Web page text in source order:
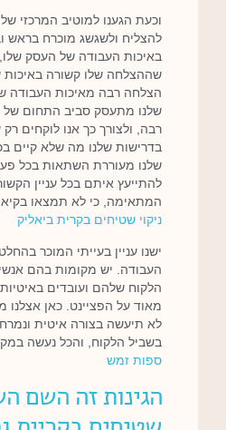
וכעת הגענו למוטיב המרכזי של
להצליח ולשגשג מוכרח בראש
באיכות העבודה של העסק שלו, כל
שההצלחה שלו קשורה באיכות
הצלחה רבה מאיכות העבודה
שלנו מתעסק סביב התחום של “,”
רבה, ולצורך כך אנו לוקחים רק
בדרישות שלנו מה שלא קיים בכל
שלנו מעוררת השתאות בכל פעם
להתייעץ איתם בכל עניין הקשור
המתאימה, כי לא תמצאו בקיאים
ניקוי שטיחים בקרית ביאליק
ישנו עניין בעייתי המוכר בהחלט
העבודה. יש מקומות בהם אנשי
הלקוח שלהם ועובדים באיטיות
מאוד על הפציינט. כאן אצלנו
לא תיעשה בצורה איטית ונמרחת,
בשביל הלקוח, והכל נעשה
ספות זמש
הגינות זה השם